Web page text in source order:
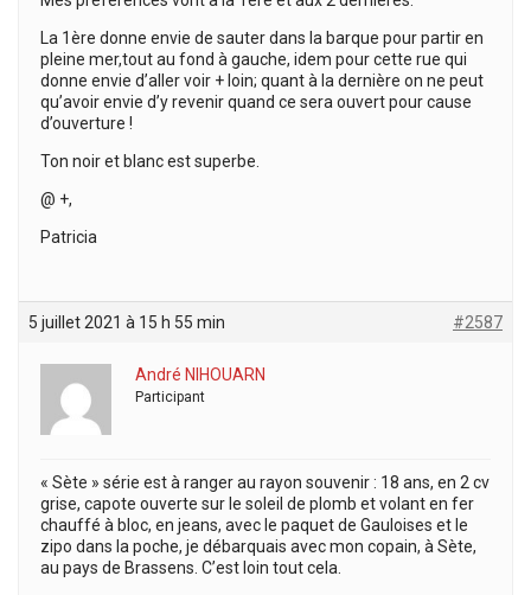
La 1ère donne envie de sauter dans la barque pour partir en
pleine mer,tout au fond à gauche, idem pour cette rue qui
donne envie d’aller voir + loin; quant à la dernière on ne peut
qu’avoir envie d’y revenir quand ce sera ouvert pour cause
d’ouverture !
Ton noir et blanc est superbe.
@ +,
Patricia
5 juillet 2021 à 15 h 55 min #2587
André NIHOUARN
Participant
« Sète » série est à ranger au rayon souvenir : 18 ans, en 2 cv
grise, capote ouverte sur le soleil de plomb et volant en fer
chauffé à bloc, en jeans, avec le paquet de Gauloises et le
zipo dans la poche, je débarquais avec mon copain, à Sète,
au pays de Brassens. C’est loin tout cela.